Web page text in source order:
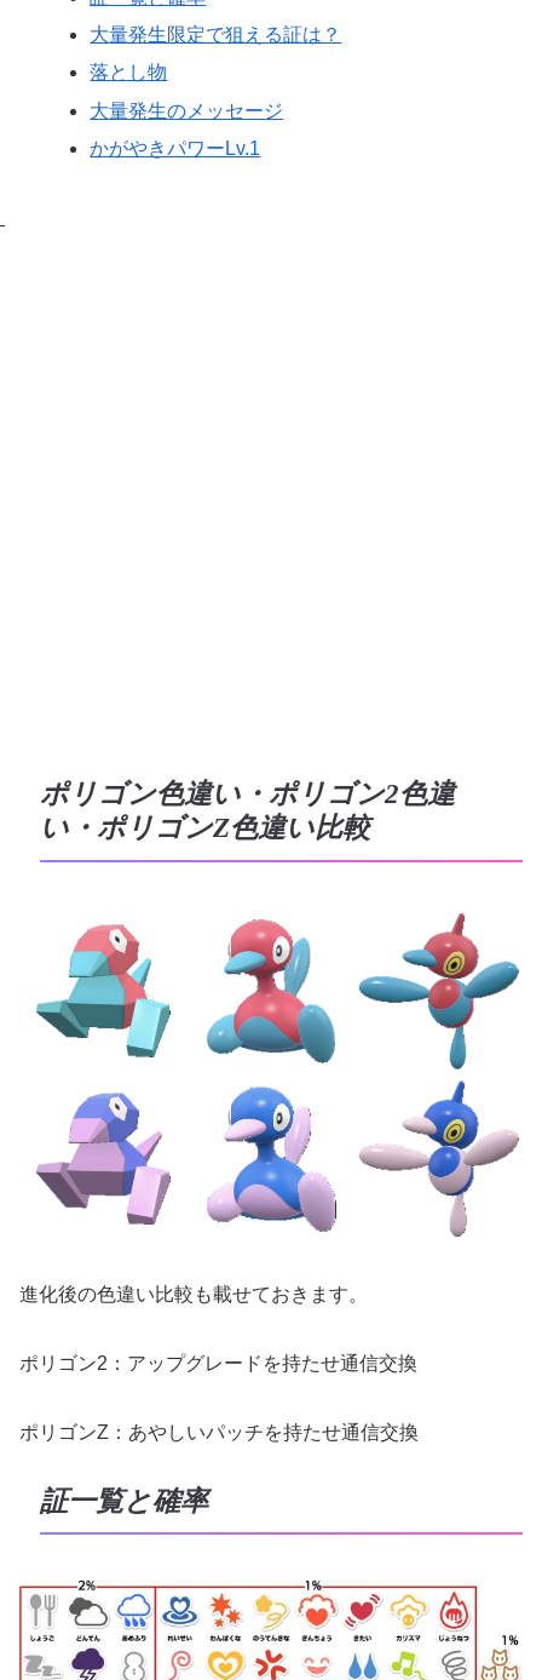
大量発生限定で狙える証は？
落とし物
大量発生のメッセージ
かがやきパワーLv.1
ポリゴン色違い・ポリゴン2色違
い・ポリゴンZ色違い比較
進化後の色違い比較も載せておきます。
ポリゴン2：アップグレードを持たせ通信交換
ポリゴンZ：あやしいパッチを持たせ通信交換
証一覧と確率